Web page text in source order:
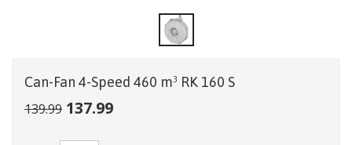
Can-Fan 4-Speed 460 m³ RK 160 S
139.99 137.99